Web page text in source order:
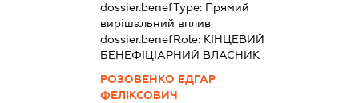
dossier.benefType: Прямий
вирішальний вплив
dossier.benefRole: КІНЦЕВИЙ
БЕНЕФІЦІАРНИЙ ВЛАСНИК
РОЗОВЕНКО ЕДГАР
ФЕЛІКСОВИЧ